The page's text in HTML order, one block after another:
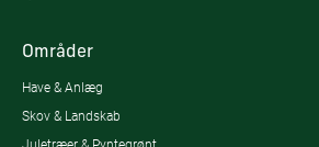
Områder
Have & Anlæg
Skov & Landskab